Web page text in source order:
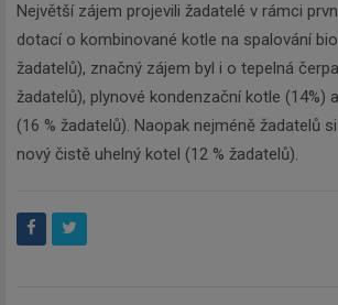
Největší zájem projevili žadatelé v rámci
dotací o kombinované kotle na spalování
žadatelů), značný zájem byl i o tepelná
žadatelů), plynové kondenzační kotle (14%)
(16 % žadatelů). Naopak nejméně žadatelů
nový čistě uhelný kotel (12 % žadatelů).
Zadejte váš email a my
budeme zasílat ty
informace, maximálně 1x